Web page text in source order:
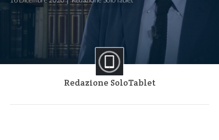
Redazione SoloTablet